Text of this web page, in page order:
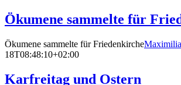
Ökumene sammelte für
Ökumene sammelte für Friedenkirche
18T08:48:10+02:00
Karfreitag und Ostern